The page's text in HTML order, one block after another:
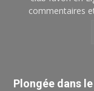
commentaires
Plongée dans